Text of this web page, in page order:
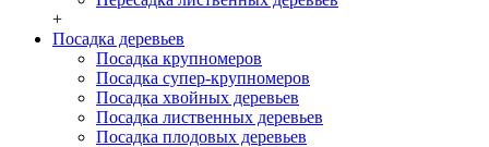
+
Посадка деревьев
Посадка крупномеров
Посадка супер-крупномеров
Посадка хвойных деревьев
Посадка лиственных деревьев
Посадка плодовых деревьев